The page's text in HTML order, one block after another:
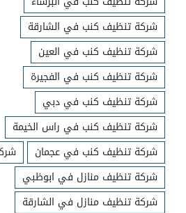
شركة تنظيف كنب في الشارقة
شركة تنظيف كنب في العين
شركة تنظيف كنب في الفجيرة
شركة تنظيف كنب في دبي
شركة تنظيف كنب في راس الخيمة
شركة تنظيف كنب في عجمان
شركة تنظيف منازل في ابوظبي
شركة تنظيف منازل في الشارقة